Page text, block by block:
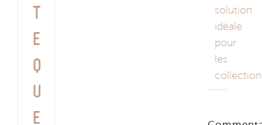
t
e
q
u
e
solution
idéale
pour
les